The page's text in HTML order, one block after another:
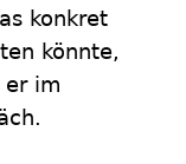
konkret
könnte,
im